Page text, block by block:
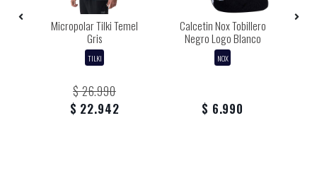
Micropolar Tilki Temel
Gris
TILKI
$ 26.990
$ 22.942
Calcetin Nox Tobillero
Negro Logo Blanco
NOX
$ 6.990